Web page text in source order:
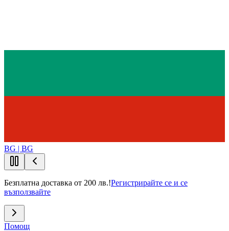
BG | BG
Безплатна доставка от 200 лв.!Регистрирайте се и се
възползвайте
Помощ